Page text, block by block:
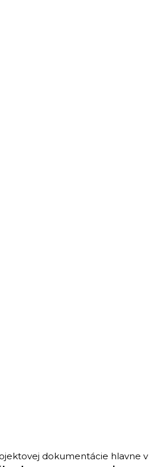
dokumentácie hlavne v